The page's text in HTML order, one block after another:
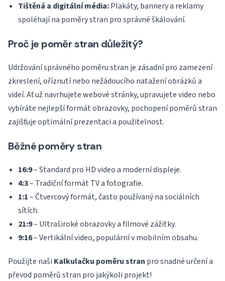
Tištěná a digitální média:Plakáty, bannery a reklamy
spoléhají na poměry stran pro správné škálování.
Proč je poměr stran důležitý?
Udržování správného poměru stran je zásadní pro zamezení
zkreslení, oříznutí nebo nežádoucího natažení obrázků a
videí. Ať už navrhujete webové stránky, upravujete video nebo
vybíráte nejlepší formát obrazovky, pochopení poměrů stran
zajišťuje optimální prezentaci a použitelnost.
Běžné poměry stran
16:9– Standard pro HD video a moderní displeje.
4:3– Tradiční formát TV a fotografie.
1:1– Čtvercový formát, často používaný na sociálních
sítích.
21:9– Ultraširoké obrazovky a filmové zážitky.
9:16– Vertikální video, populární v mobilním obsahu.
Použijte naši Kalkulačku poměru stran pro snadné určení a
převod poměrů stran pro jakýkoli projekt!